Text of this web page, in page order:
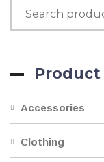
Accessories
Clothing